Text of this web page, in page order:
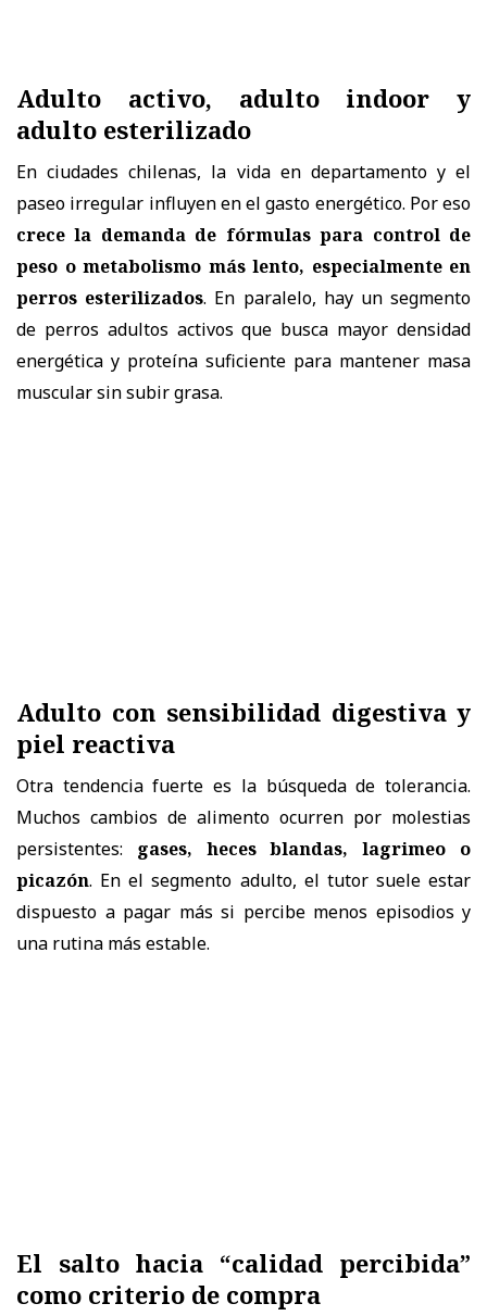
Adulto activo, adulto indoor y
adulto esterilizado
En ciudades chilenas, la vida en departamento y el
paseo irregular influyen en el gasto energético. Por eso
crece la demanda de fórmulas para control de
peso o metabolismo más lento, especialmente en
perros esterilizados. En paralelo, hay un segmento
de perros adultos activos que busca mayor densidad
energética y proteína suficiente para mantener masa
muscular sin subir grasa.
Adulto con sensibilidad digestiva y
piel reactiva
Otra tendencia fuerte es la búsqueda de tolerancia.
Muchos cambios de alimento ocurren por molestias
persistentes: gases, heces blandas, lagrimeo o
picazón. En el segmento adulto, el tutor suele estar
dispuesto a pagar más si percibe menos episodios y
una rutina más estable.
El salto hacia “calidad percibida”
como criterio de compra